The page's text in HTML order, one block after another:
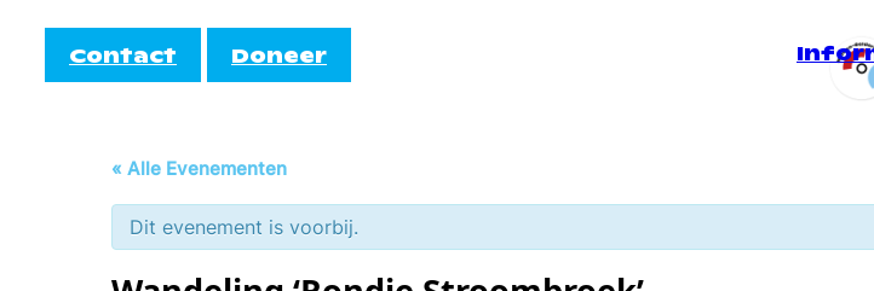
Contact Doneer
Informatie Doe mee!
AutiRoze Stadsgroep
Doe mee!
Activiteiten
« Alle Evenementen
Dit evenement is voorbij.